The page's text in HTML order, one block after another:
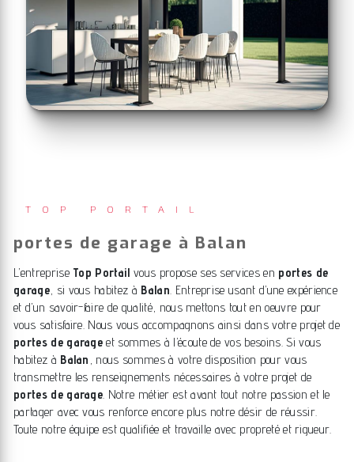
TOP PORTAIL
portes de garage à Balan
L’entreprise Top Portail vous propose ses services en portes de
garage, si vous habitez à Balan. Entreprise usant d’une expérience
et d’un savoir-faire de qualité, nous mettons tout en oeuvre pour
vous satisfaire. Nous vous accompagnons ainsi dans votre projet de
portes de garage et sommes à l’écoute de vos besoins. Si vous
habitez à Balan , nous sommes à votre disposition pour vous
transmettre les renseignements nécessaires à votre projet de
portes de garage. Notre métier est avant tout notre passion et le
partager avec vous renforce encore plus notre désir de réussir.
Toute notre équipe est qualifiée et travaille avec propreté et rigueur.